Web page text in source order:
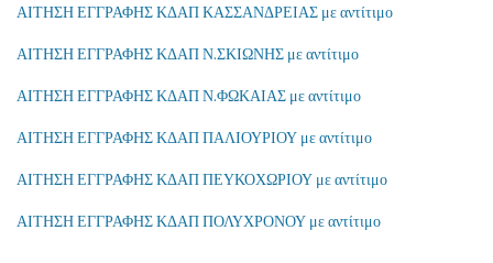
ΑΙΤΗΣΗ ΕΓΓΡΑΦΗΣ ΚΔΑΠ ΚΑΣΣΑΝΔΡΕΙΑΣ με αντίτιμο
ΑΙΤΗΣΗ ΕΓΓΡΑΦΗΣ ΚΔΑΠ Ν.ΣΚΙΩΝΗΣ με αντίτιμο
ΑΙΤΗΣΗ ΕΓΓΡΑΦΗΣ ΚΔΑΠ Ν.ΦΩΚΑΙΑΣ με αντίτιμο
ΑΙΤΗΣΗ ΕΓΓΡΑΦΗΣ ΚΔΑΠ ΠΑΛΙΟΥΡΙΟΥ με αντίτιμο
ΑΙΤΗΣΗ ΕΓΓΡΑΦΗΣ ΚΔΑΠ ΠΕΥΚΟΧΩΡΙΟΥ με αντίτιμο
ΑΙΤΗΣΗ ΕΓΓΡΑΦΗΣ ΚΔΑΠ ΠΟΛΥΧΡΟΝΟΥ με αντίτιμο